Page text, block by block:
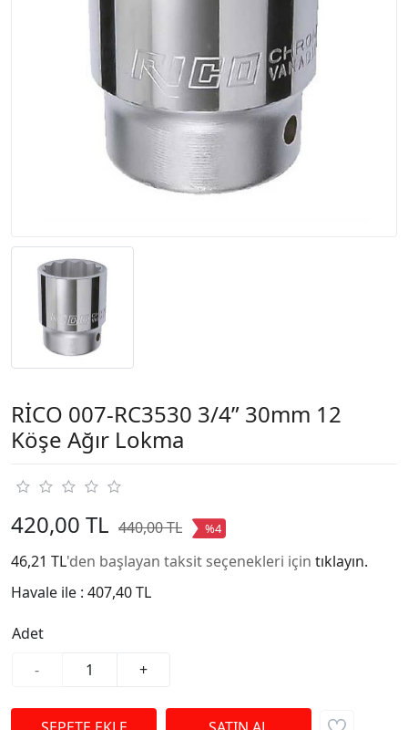
RİCO 007-RC3530 3/4” 30mm 12
Köşe Ağır Lokma
420,00 TL 440,00 TL %4
46,21 TL'den başlayan taksit seçenekleri için tıklayın.
Havale ile : 407,40 TL
Adet
-
+